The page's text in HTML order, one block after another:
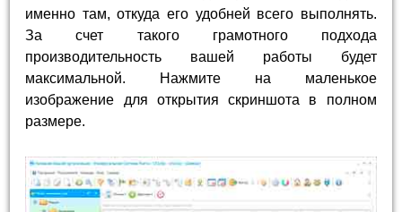
именно там, откуда его удобней всего выполнять.
За счет такого грамотного подхода
производительность вашей работы будет
максимальной. Нажмите на маленькое
изображение для открытия скриншота в полном
размере.